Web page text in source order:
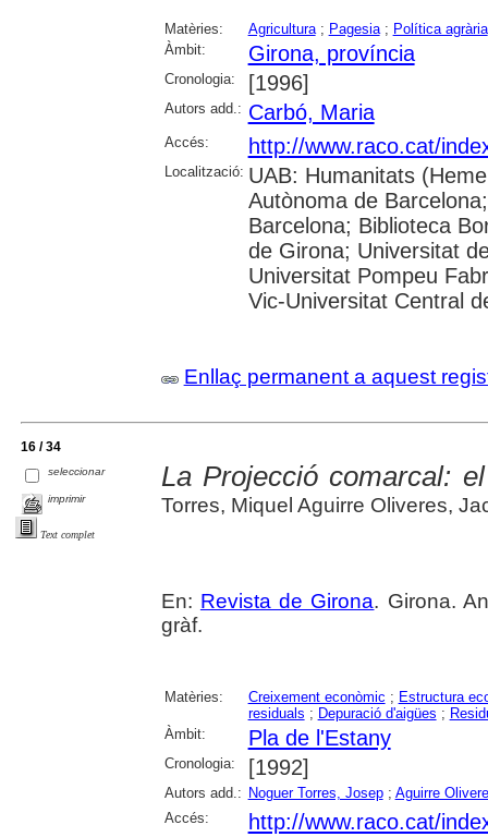
Matèries: Agricultura; Pagesia; Política agrària
Àmbit:
Girona, província
Cronologia: [1996]
Autors add.: Carbó, Maria
Accés: http://www.raco.cat/
Localització: UAB: Humanitats
Autònoma de
Barcelona; Biblioteca
de Girona; Universitat
Universitat Pompeu
Vic-Universitat Central
Enllaç permanent a aquest
16 / 34
seleccionar
imprimir
Text complet
La Projecció comarcal:
Torres, Miquel Aguirre Oliveres,
En: Revista de Girona. Girona.
gràf.
Matèries: Creixement econòmic ; Estructura
residuals ; Depuració d'aigües ;
Àmbit:
Pla de l'Estany
Cronologia: [1992]
Autors add.: Noguer Torres, Josep; Aguirre
Accés:
http://www.raco.cat/